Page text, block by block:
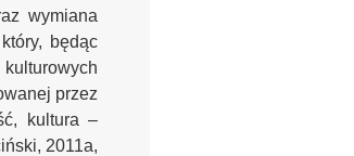
wymiana
będąc
przez
kultura –
2011a,